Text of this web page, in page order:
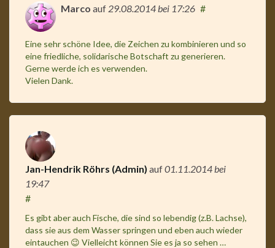
Marco auf 29.08.2014bei 17:26 #
Eine sehr schöne Idee, die Zeichen zu kombinieren und so
eine friedliche, solidarische Botschaft zu generieren.
Gerne werde ich es verwenden.
Vielen Dank.
Jan-Hendrik Röhrs (Admin) auf01.11.2014bei
19:47
#
Es gibt aber auch Fische, die sind so lebendig (z.B. Lachse),
dass sie aus dem Wasser springen und eben auch wieder
eintauchen 😉 Vielleicht können Sie es ja so sehen …